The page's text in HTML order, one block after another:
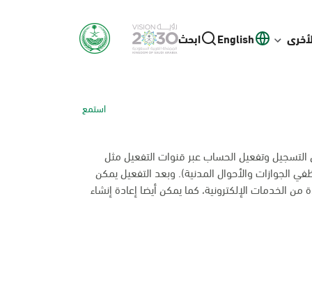
English ابحث
استمع
وتفعيل الحساب عبر قنوات التفعيل مثل
الجوازات والأحوال المدنية). وبعد التفعيل يمكن
الخدمات الإلكترونية، كما يمكن أيضا إعادة إنشاء